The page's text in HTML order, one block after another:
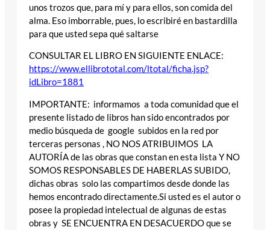
unos trozos que, para mí y para ellos, son comida del
alma. Eso imborrable, pues, lo escribiré en bastardilla
para que usted sepa qué saltarse
CONSULTAR EL LIBRO EN SIGUIENTE ENLACE:
https://www.ellibrototal.com/ltotal/ficha.jsp?
idLibro=1881
IMPORTANTE: informamos a toda comunidad que el
presente listado de libros han sido encontrados por
medio búsqueda de google subidos en la red por
terceras personas , NO NOS ATRIBUIMOS LA
AUTORÍA de las obras que constan en esta lista Y NO
SOMOS RESPONSABLES DE HABERLAS SUBIDO,
dichas obras solo las compartimos desde donde las
hemos encontrado directamente.Si usted es el autor o
posee la propiedad intelectual de algunas de estas
obras y SE ENCUENTRA EN DESACUERDO que se